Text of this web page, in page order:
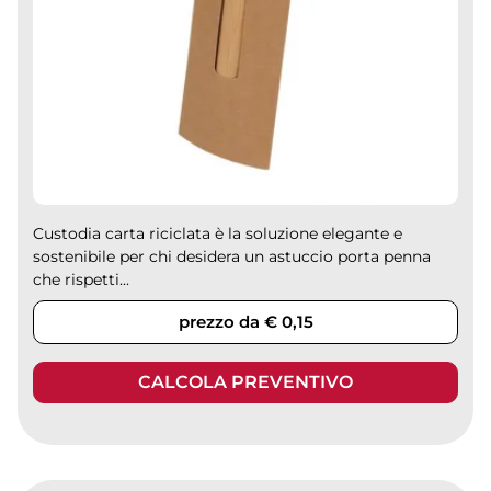
Custodia carta riciclata è la soluzione elegante e
sostenibile per chi desidera un astuccio porta penna
che rispetti...
prezzo da € 0,15
CALCOLA PREVENTIVO